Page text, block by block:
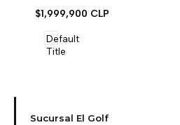
Precio
venta
$1,999,900 CLP
Default
Title
Sucursal El Golf